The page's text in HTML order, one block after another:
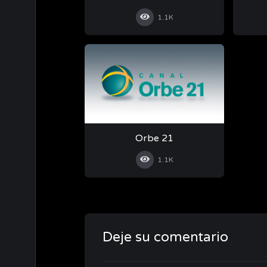
1.1K
Orbe 21
1.1K
Deje su comentario